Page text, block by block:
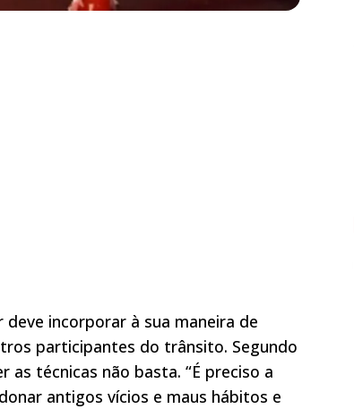
incorporar à sua maneira de
participantes do trânsito. Segundo
as técnicas não basta. “É preciso a
antigos vícios e maus hábitos e